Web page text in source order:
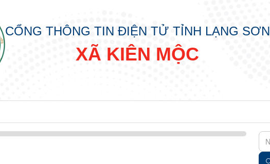
CỔNG THÔNG TIN ĐIỆN TỬ TỈNH LẠNG SƠN
XÃ KIÊN MỘC